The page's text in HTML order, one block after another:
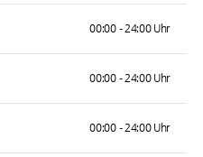
00:00 - 24:00 Uhr
00:00 - 24:00 Uhr
00:00 - 24:00 Uhr